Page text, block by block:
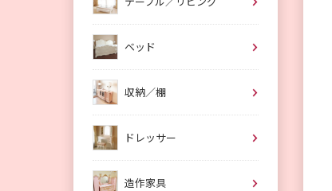
ベッド
収納／棚
ドレッサー
造作家具